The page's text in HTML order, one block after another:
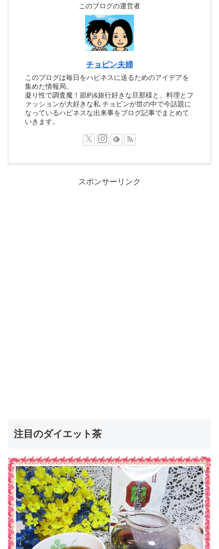
このブログの運営者
チョピン夫婦
このブログは毎日をハピネスに送るためのアイデアを
集めた情報局。
凝り性で調査魔！節約&旅行好きな旦那様と、料理とフ
ァッションが大好きな私 チョピンが世の中で今話題に
なっているハピネスな出来事をブログ記事でまとめて
いきます。
スポンサーリンク
注目のダイエット茶